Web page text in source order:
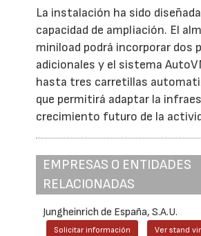
La instalación ha sido
capacidad de ampliación. El
miniload podrá incorporar dos
adicionales y el sistema
hasta tres carretillas
que permitirá adaptar la
crecimiento futuro de la
EMPRESAS O ENTIDADES
RELACIONADAS
Jungheinrich de España, S.A.U.
Solicitar información Ver stand